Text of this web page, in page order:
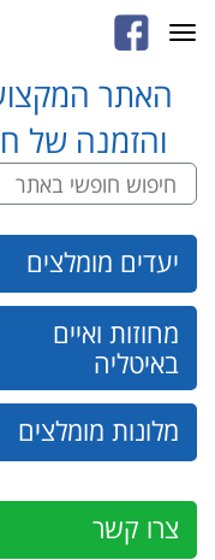
האתר
והזמנה של
יעדים מומלצים
מחוזות ואיים
באיטליה
מלונות מומלצים
צרו קשר
Toggle
navigation